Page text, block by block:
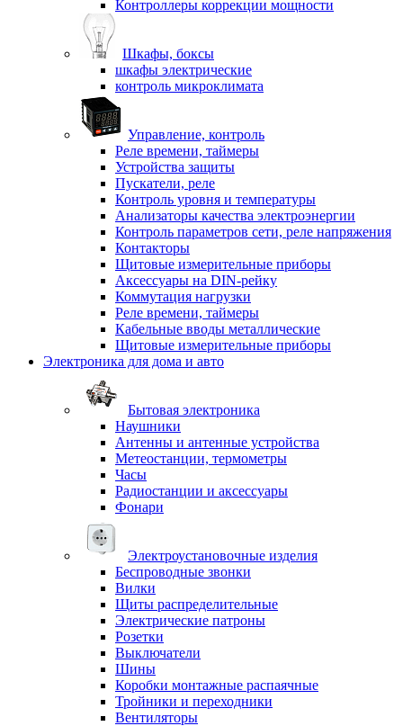
Контроллеры коррекции мощности
Шкафы, боксы
шкафы электрические
контроль микроклимата
Управление, контроль
Реле времени, таймеры
Устройства защиты
Пускатели, реле
Контроль уровня и температуры
Анализаторы качества электроэнергии
Контроль параметров сети, реле напряжения
Контакторы
Щитовые измерительные приборы
Аксессуары на DIN-рейку
Коммутация нагрузки
Реле времени, таймеры
Кабельные вводы металлические
Щитовые измерительные приборы
Электроника для дома и авто
Бытовая электроника
Наушники
Антенны и антенные устройства
Метеостанции, термометры
Часы
Радиостанции и аксессуары
Фонари
Электроустановочные изделия
Беспроводные звонки
Вилки
Щиты распределительные
Электрические патроны
Розетки
Выключатели
Шины
Коробки монтажные распаячные
Тройники и переходники
Вентиляторы